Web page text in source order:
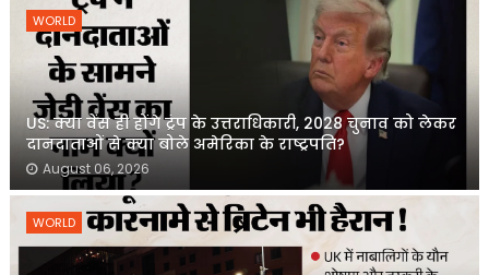
WORLD
US: क्या वेंस ही होंगे ट्रंप के उत्तराधिकारी, 2028 चुनाव को लेकर
दानदाताओं से क्या बोले अमेरिका के राष्ट्रपति?
August 06, 2026
WORLD